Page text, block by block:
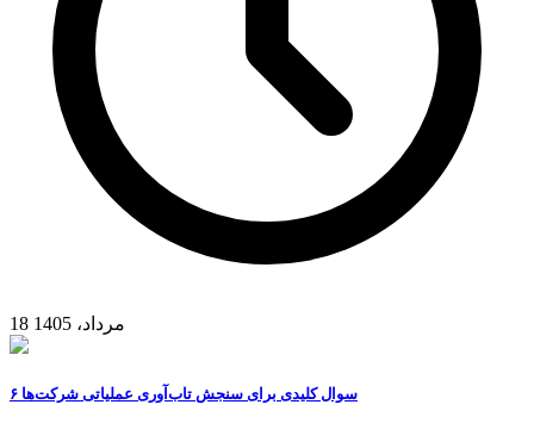
18 مرداد، 1405
۶ سوال کلیدی برای سنجش تاب‌آوری عملیاتی شرکت‌ها